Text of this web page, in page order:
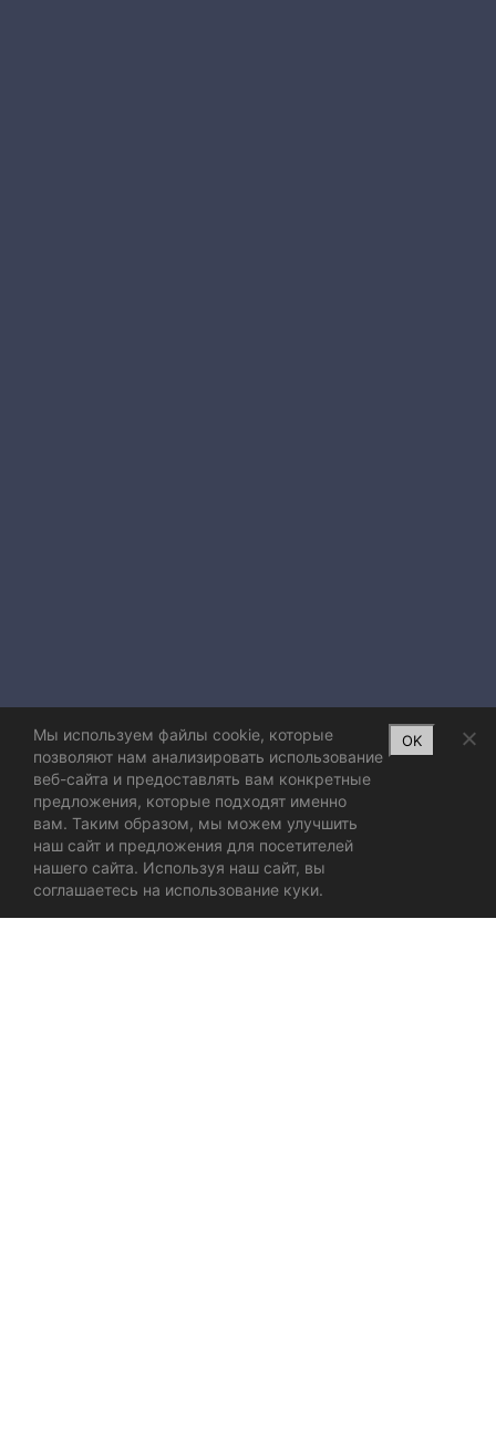
Мы используем файлы cookie, которые
позволяют нам анализировать использование
веб-сайта и предоставлять вам конкретные
предложения, которые подходят именно
вам. Таким образом, мы можем улучшить
наш сайт и предложения для посетителей
нашего сайта. Используя наш сайт, вы
соглашаетесь на использование куки.
OK